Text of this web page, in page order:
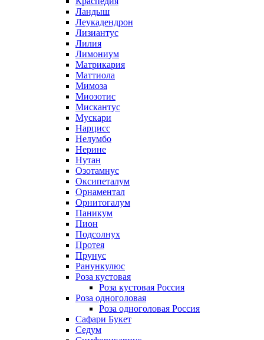
Ландыш
Леукадендрон
Лизиантус
Лилия
Лимониум
Матрикария
Маттиола
Мимоза
Миозотис
Мискантус
Мускари
Нарцисс
Нелумбо
Нерине
Нутан
Озотамнус
Оксипеталум
Орнаментал
Орнитогалум
Паникум
Пион
Подсолнух
Протея
Прунус
Ранункулюс
Роза кустовая
Роза кустовая Россия
Роза одноголовая
Роза одноголовая Россия
Сафари Букет
Седум